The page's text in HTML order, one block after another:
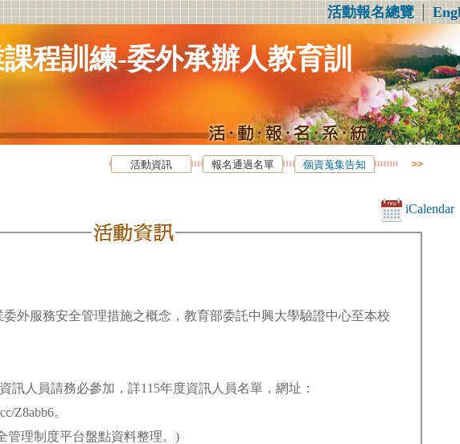
活動報名總覽│
程訓練-委外承辦人教育訓
活動資訊 報名通過名單 個資蒐集告知
iCalendar
外服務安全管理措施之概念，教育部委託中興大學驗證中心至本校
員請務必參加，詳115年度資訊人員名單，網址：
。
度平台盤點資料整理。)